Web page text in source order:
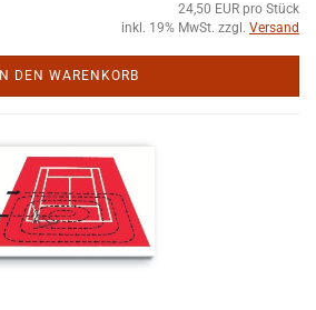
24,50 EUR pro Stück
inkl. 19% MwSt. zzgl. Versand
IN DEN WARENKORB